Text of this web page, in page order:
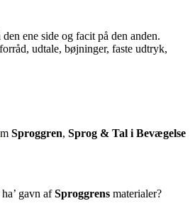
ene side og facit på den anden.
udtale, bøjninger, faste udtryk,
Sproggren, Sprog & Tal i Bevægelse
gavn afSproggrens materialer?